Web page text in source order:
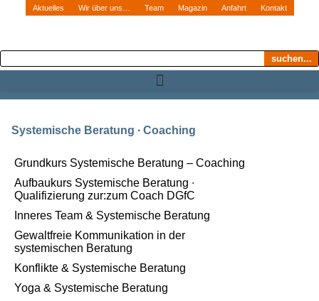
Aktuelles Wir über uns… Team Magazin Anfahrt Kontakt
suchen...
Systemische Beratung ∙ Coaching
Grundkurs Systemische Beratung – Coaching
Aufbaukurs Systemische Beratung ∙
Qualifizierung zur:zum Coach DGfC
Inneres Team & Systemische Beratung
Gewaltfreie Kommunikation in der
systemischen Beratung
Konflikte & Systemische Beratung
Yoga & Systemische Beratung